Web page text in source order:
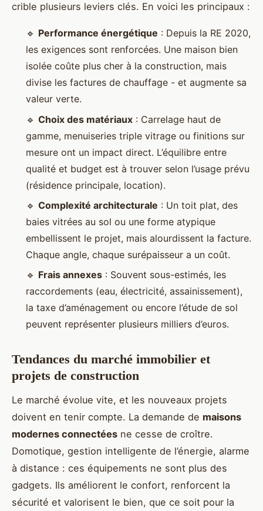
crible plusieurs leviers clés. En voici les principaux :
🔹 Performance énergétique : Depuis la RE 2020,
les exigences sont renforcées. Une maison bien
isolée coûte plus cher à la construction, mais
divise les factures de chauffage - et augmente sa
valeur verte.
🔹 Choix des matériaux : Carrelage haut de
gamme, menuiseries triple vitrage ou finitions sur
mesure ont un impact direct. L’équilibre entre
qualité et budget est à trouver selon l’usage prévu
(résidence principale, location).
🔹 Complexité architecturale : Un toit plat, des
baies vitrées au sol ou une forme atypique
embellissent le projet, mais alourdissent la facture.
Chaque angle, chaque surépaisseur a un coût.
🔹 Frais annexes : Souvent sous-estimés, les
raccordements (eau, électricité, assainissement),
la taxe d’aménagement ou encore l’étude de sol
peuvent représenter plusieurs milliers d’euros.
Tendances du marché immobilier et
projets de construction
Le marché évolue vite, et les nouveaux projets
doivent en tenir compte. La demande de maisons
modernes connectées ne cesse de croître.
Domotique, gestion intelligente de l’énergie, alarme
à distance : ces équipements ne sont plus des
gadgets. Ils améliorent le confort, renforcent la
sécurité et valorisent le bien, que ce soit pour la